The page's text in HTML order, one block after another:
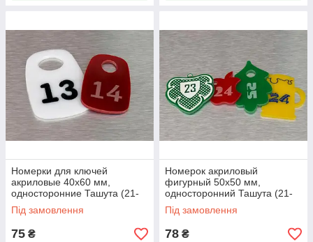
Номерки для ключей
акриловые 40х60 мм,
односторонние Ташута (21-
71070-04)
Під замовлення
75 ₴
Номерок акриловый
фигурный 50х50 мм,
односторонний Ташута (21-
71120-04)
Під замовлення
78 ₴